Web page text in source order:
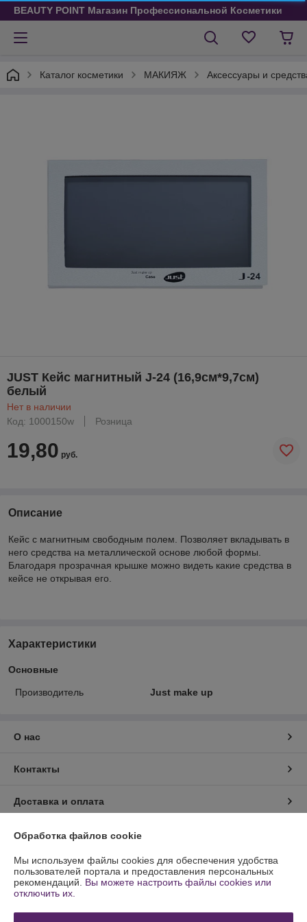
BEAUTY POINT Магазин Профессиональной Косметики
Каталог косметики МАКИЯЖ Аксессуары и
JUST Кейс магнитный J-24 (16,9см*9,7см)
белый
Нет в наличии
Код: 1000150w
Розница
19,80 руб.
Описание
Кейс с магнитным свободным полем. Позволяет вкладывать в
него средства на металлической основе любой формы.
Благодаря прозрачная крышке можно видеть какие средства в
кейсе не открывая его.
Характеристики
Основные
Производитель Just make up
О нас
Контакты
Доставка и оплата
График работы
Полная версия сайта
Политика обработки cookies
Обработка файлов cookie
Мы используем файлы cookies для обеспечения удобства
пользователей портала и предоставления персональных
рекомендаций. Вы можете настроить файлы cookies или
отключить их.